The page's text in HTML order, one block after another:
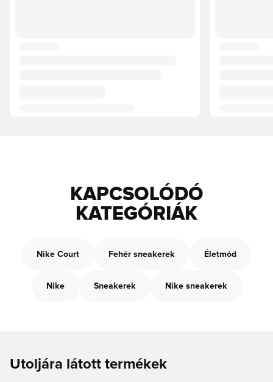
KAPCSOLÓDÓ
KATEGÓRIÁK
Nike Court Fehér sneakerek Életmód
Nike Sneakerek Nike sneakerek
Utoljára látott termékek